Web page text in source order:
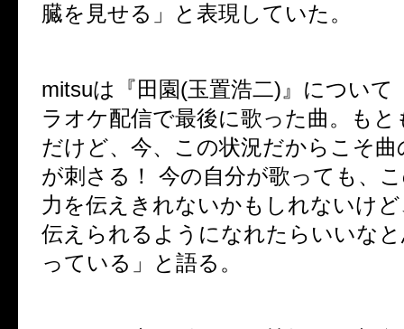
臓を見せる」と表現していた。
mitsuは『田園(玉置浩二) 』について
ラオケ配信で最後に歌った曲。も
だけど、今、この状況だからこそ
が刺さる！ 今の自分が歌っても、
力を伝えきれないかもしれないけ
伝えられるようになれたらいいな
っている」と語る。